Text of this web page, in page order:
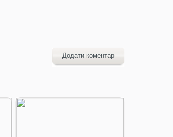
Додати коментар